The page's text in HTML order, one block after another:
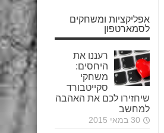
אפליקציות ומשחקים
לסמארטפון
רעננו את
היחסים:
משחקי
סקייטבורד
שיחזירו לכם את האהבה
למחשב
30 במאי 2015